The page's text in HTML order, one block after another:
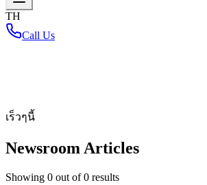
TH
Call Us
เร็วๆนี้
Newsroom Articles
Showing 0 out of0 results